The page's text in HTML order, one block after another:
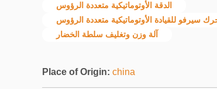
الدقة الأوتوماتيكية متعددة الرؤوس
سيرفو للقيادة الأوتوماتيكية متعددة الرؤوس
آلة وزن وتغليف سلطة الخضار
Place of Origin: china